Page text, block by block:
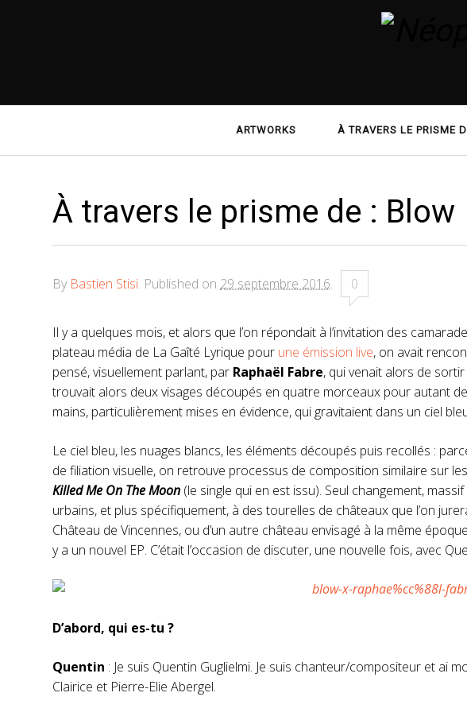
ARTWORKS À TRAVERS LE PRISME
À travers le prisme de : Blow
By Bastien Stisi. Published on 29 septembre 2016. 0
Il y a quelques mois, et alors que l’on répondait à l’invitation des
plateau média de La Gaîté Lyrique pour une émission live, on avait
pensé, visuellement parlant, par Raphaël Fabre, qui venait alors de sortir
trouvait alors deux visages découpés en quatre morceaux pour autant de
mains, particulièrement mises en évidence, qui gravitaient dans un ciel
Le ciel bleu, les nuages blancs, les éléments découpés puis recollés :
de filiation visuelle, on retrouve processus de composition similaire sur
Killed Me On The Moon (le single qui en est issu). Seul changement,
urbains, et plus spécifiquement, à des tourelles de châteaux que l’on
Château de Vincennes, ou d’un autre château envisagé à la même
y a un nouvel EP. C’était l’occasion de discuter, une nouvelle fois, avec
D’abord, qui es-tu ?
Quentin : Je suis Quentin Guglielmi. Je suis chanteur/compositeur et ai
Clairice et Pierre-Elie Abergel.